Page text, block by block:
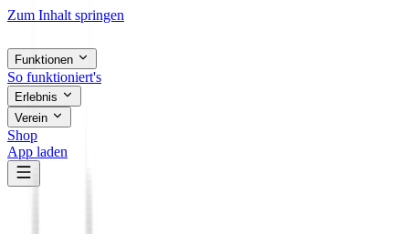
Zum Inhalt springen
Funktionen
So funktioniert's
Erlebnis
Verein
Shop
App laden